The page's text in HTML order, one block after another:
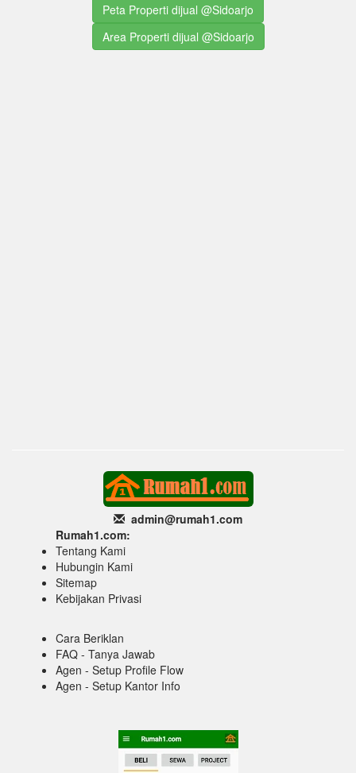
Peta Properti dijual @Sidoarjo
Area Properti dijual @Sidoarjo
admin@rumah1.com
Rumah1.com:
Tentang Kami
Hubungin Kami
Sitemap
Kebijakan Privasi
Cara Beriklan
FAQ - Tanya Jawab
Agen - Setup Profile Flow
Agen - Setup Kantor Info